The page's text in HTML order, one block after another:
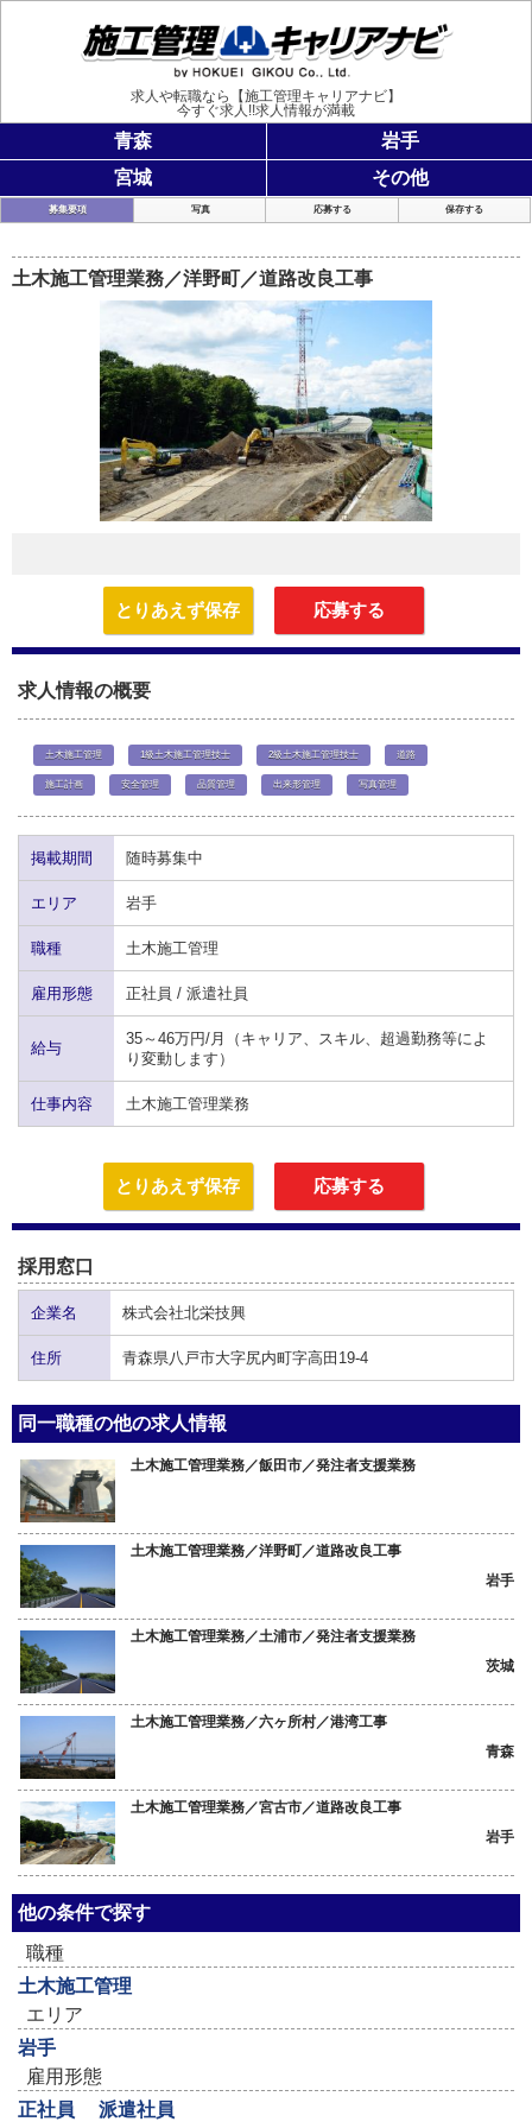
求人や転職なら【施工管理キャリアナビ】
今すぐ求人!!求人情報が満載
青森
岩手
宮城
その他
募集要項 写真 応募する 保存する
土木施工管理業務／洋野町／道路改良工事
とりあえず保存 応募する
求人情報の概要
土木施工管理 1級土木施工管理技士 2級土木施工管理技士 道路
施工計画 安全管理 品質管理 出来形管理 写真管理
掲載期間 随時募集中
エリア 岩手
職種 土木施工管理
雇用形態 正社員 / 派遣社員
給与
35～46万円/月（キャリア、スキル、超過勤務等によ
り変動します）
仕事内容 土木施工管理業務
とりあえず保存 応募する
採用窓口
企業名 株式会社北栄技興
住所 青森県八戸市大字尻内町字高田19-4
同一職種の他の求人情報
土木施工管理業務／飯田市／発注者支援業務
土木施工管理業務／洋野町／道路改良工事
岩手
土木施工管理業務／土浦市／発注者支援業務
茨城
土木施工管理業務／六ヶ所村／港湾工事
青森
土木施工管理業務／宮古市／道路改良工事
岩手
他の条件で探す
職種
土木施工管理
エリア
岩手
雇用形態
正社員
派遣社員